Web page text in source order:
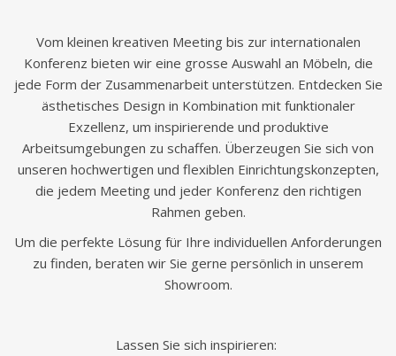
Vom kleinen kreativen Meeting bis zur internationalen
Konferenz bieten wir eine grosse Auswahl an Möbeln, die
jede Form der Zusammenarbeit unterstützen. Entdecken Sie
ästhetisches Design in Kombination mit funktionaler
Exzellenz, um inspirierende und produktive
Arbeitsumgebungen zu schaffen. Überzeugen Sie sich von
unseren hochwertigen und flexiblen Einrichtungskonzepten,
die jedem Meeting und jeder Konferenz den richtigen
Rahmen geben.
Um die perfekte Lösung für Ihre individuellen Anforderungen
zu finden, beraten wir Sie gerne persönlich in unserem
Showroom.
Lassen Sie sich inspirieren: